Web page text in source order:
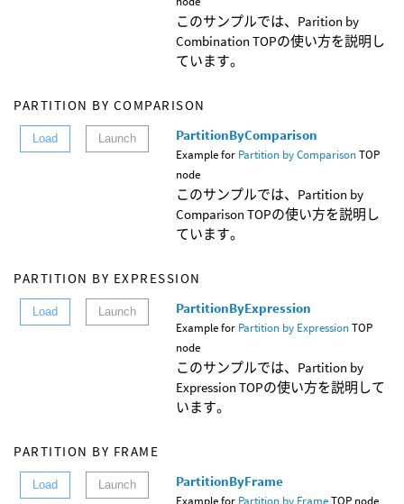
このサンプルでは、Parition by
Combination TOPの使い方を説明し
ています。
PARTITION BY COMPARISON
Load Launch PartitionByComparison
Example for Partition by ComparisonTOP
node
このサンプルでは、Partition by
Comparison TOPの使い方を説明し
ています。
PARTITION BY EXPRESSION
Load Launch PartitionByExpression
Example for Partition by ExpressionTOP
node
このサンプルでは、Partition by
Expression TOPの使い方を説明して
います。
PARTITION BY FRAME
Load Launch PartitionByFrame
Example for Partition by FrameTOP node